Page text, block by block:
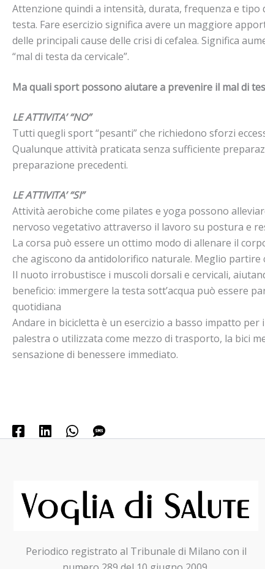
Attenzione quindi a intensità, durata, frequenza e tipo
testa. Fare esercizio significa avere un maggiore
delle principali cause delle crisi di cefalea. Significa
“mal di testa da cervicale”.
Ma quali sport possono aiutare a prevenire il mal di
LE ATTIVITA’ “NO”
Tutti quegli sport “pesanti” che richiedono sforzi
Qualunque attività praticata senza sufficiente
preparazione precedenti.
LE ATTIVITA’ “SI”
Attività aerobiche come pilates e yoga possono
nervoso vegetativo attraverso il lavoro su postura e
La corsa può essere un ottimo modo di allenare il
che agiscono da antidolorifico naturale. Meglio
Il nuoto irrobustisce i muscoli dorsali e cervicali,
beneficio: immergere la testa sott’acqua può essere
quotidiana
Andare in bicicletta è un esercizio a basso impatto
palestra o utilizzata come mezzo di trasporto, la bici
sensazione di benessere immediato.
Periodico registrato al Tribunale di Milano con il